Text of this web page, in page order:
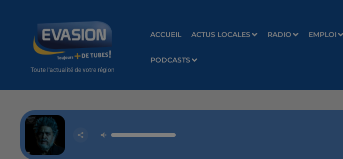
Toute l'actualité de votre région
ACCUEIL ACTUS LOCALES RADIO EMPLOI
PODCASTS